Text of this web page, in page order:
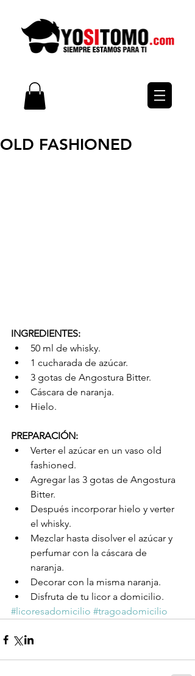
OLD FASHIONED
INGREDIENTES:
50 ml de whisky.
1 cucharada de azúcar.
3 gotas de Angostura Bitter.
Cáscara de naranja.
Hielo.
PREPARACIÓN:
Verter el azúcar en un vaso old
fashioned.
Agregar las 3 gotas de Angostura
Bitter.
Después incorporar hielo y verter
el whisky.
Mezclar hasta disolver el azúcar y
perfumar con la cáscara de
naranja.
Decorar con la misma naranja.
Disfruta de tu licor a domicilio.
#licoresadomicilio #tragoadomicilio